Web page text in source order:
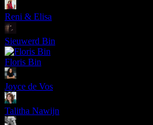
Reni & Elisa
Sieuwerd Bin
Floris Bin
Joyce de Vos
Talitha Nawijn